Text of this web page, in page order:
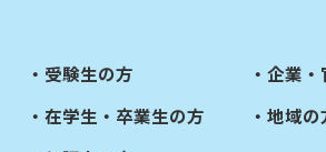
受験生の方
在学生・卒業生の方
企業・
地域の